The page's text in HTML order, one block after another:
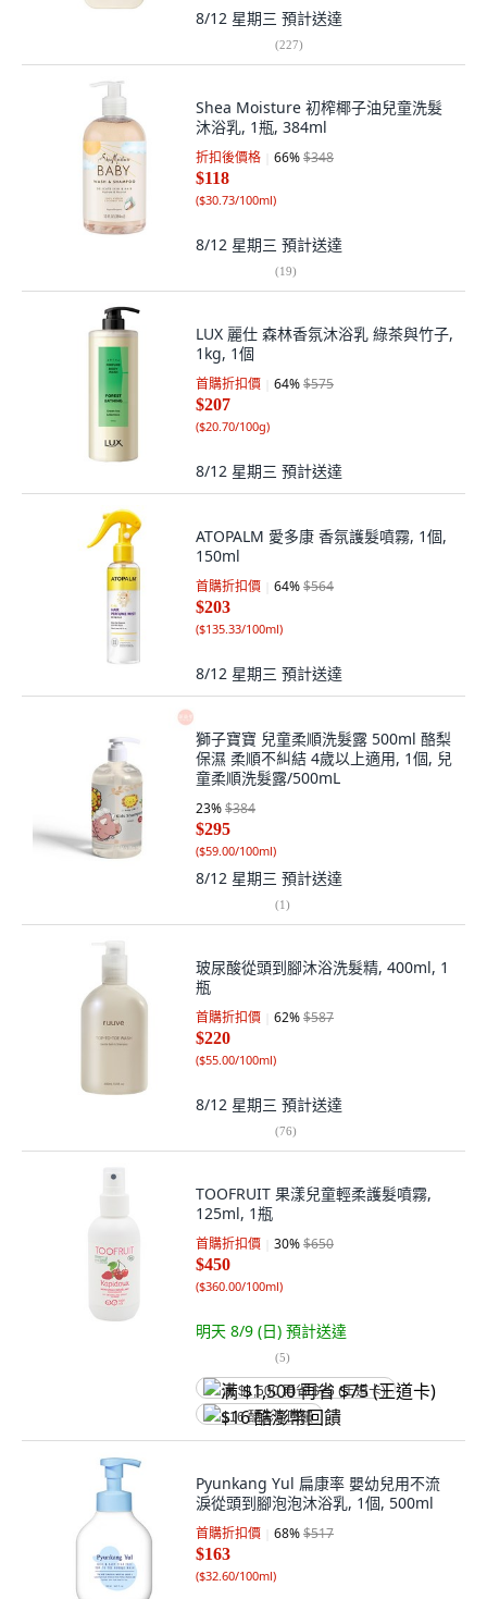
8/12 星期三 預計送達
(227)
Shea Moisture 初榨椰子油兒童洗髮
沐浴乳, 1瓶, 384ml
折扣後價格 66%$348
$118
($30.73/100ml)
8/12 星期三 預計送達
(19)
LUX 麗仕 森林香氛沐浴乳 綠茶與竹子,
1kg, 1個
首購折扣價 64%$575
$207
($20.70/100g)
8/12 星期三 預計送達
ATOPALM 愛多康 香氛護髮噴霧, 1個,
150ml
首購折扣價 64%$564
$203
($135.33/100ml)
8/12 星期三 預計送達
獅子寶寶 兒童柔順洗髮露 500ml 酪梨
保濕 柔順不糾結 4歲以上適用, 1個, 兒
童柔順洗髮露/500mL
23%$384
$295
($59.00/100ml)
8/12 星期三 預計送達
(1)
玻尿酸從頭到腳沐浴洗髮精, 400ml, 1
瓶
首購折扣價 62%$587
$220
($55.00/100ml)
8/12 星期三 預計送達
(76)
TOOFRUIT 果漾兒童輕柔護髮噴霧,
125ml, 1瓶
首購折扣價 30%$650
$450
($360.00/100ml)
明天 8/9 (日) 預計送達
(5)
满 $1,500 再省 $75 (王道卡)
$16 酷澎幣回饋
Pyunkang Yul 扁康率 嬰幼兒用不流
淚從頭到腳泡泡沐浴乳, 1個, 500ml
首購折扣價 68%$517
$163
($32.60/100ml)